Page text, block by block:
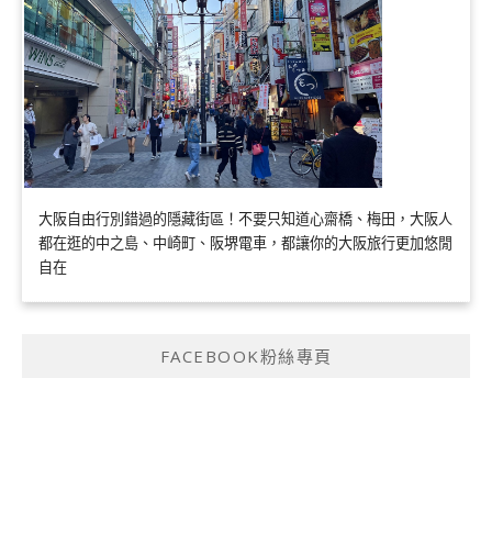
大阪自由行別錯過的隱藏街區！不要只知道心齋橋、梅田，大阪人
都在逛的中之島、中崎町、阪堺電車，都讓你的大阪旅行更加悠閒
自在
FACEBOOK粉絲專頁